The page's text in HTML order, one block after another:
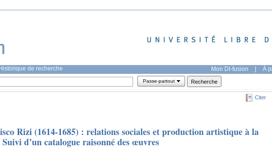
Historique de recherche Mon DI-fusion | À
Passe-partout
Citer
Rizi (1614-1685) : relations sociales et production artistique à la
d’un catalogue raisonné des œuvres